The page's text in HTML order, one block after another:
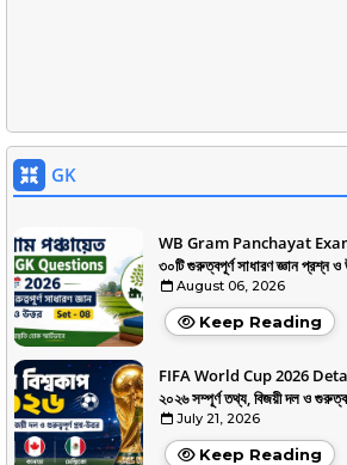
GK
WB Gram Panchayat
৩০টি গুরুত্বপূর্ণ সাধারণ জ্ঞান
August 06, 2026
Keep Reading
FIFA World Cup 2026
২০২৬ সম্পূর্ণ তথ্য, বিজয়ী দল ও
July 21, 2026
Keep Reading